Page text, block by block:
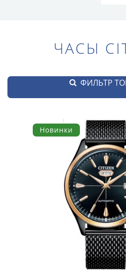
ЧАСЫ
ФИЛЬТР
Новинки